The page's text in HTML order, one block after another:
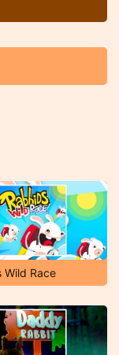
Wild Race